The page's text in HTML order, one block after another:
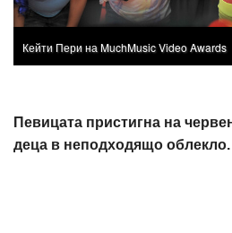
Кейти Пери на MuchMusic Video Awards
Певицата пристигна на
деца в неподходящо облекло.